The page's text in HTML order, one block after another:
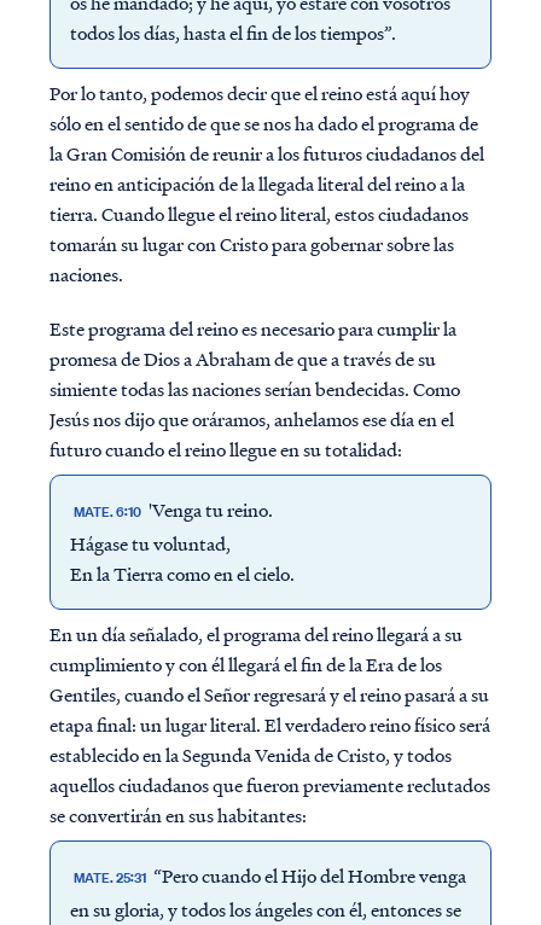
todos los días, hasta el fin de los tiempos”.
Por lo tanto, podemos decir que el reino está aquí hoy
sólo en el sentido de que se nos ha dado el programa de
la Gran Comisión de reunir a los futuros ciudadanos del
reino en anticipación de la llegada literal del reino a la
tierra. Cuando llegue el reino literal, estos ciudadanos
tomarán su lugar con Cristo para gobernar sobre las
naciones.
Este programa del reino es necesario para cumplir la
promesa de Dios a Abraham de que a través de su
simiente todas las naciones serían bendecidas. Como
Jesús nos dijo que oráramos, anhelamos ese día en el
futuro cuando el reino llegue en su totalidad:
MATE. 6:10 'Venga tu reino.
Hágase tu voluntad,
En la Tierra como en el cielo.
En un día señalado, el programa del reino llegará a su
cumplimiento y con él llegará el fin de la Era de los
Gentiles, cuando el Señor regresará y el reino pasará a su
etapa final: un lugar literal. El verdadero reino físico será
establecido en la Segunda Venida de Cristo, y todos
aquellos ciudadanos que fueron previamente reclutados
se convertirán en sus habitantes:
MATE. 25:31 “Pero cuando el Hijo del Hombre venga
en su gloria, y todos los ángeles con él, entonces se